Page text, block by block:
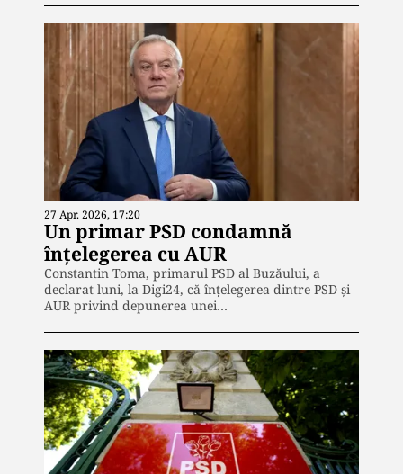
27 Apr. 2026, 17:20
Un primar PSD condamnă
înțelegerea cu AUR
Constantin Toma, primarul PSD al Buzăului, a
declarat luni, la Digi24, că înțelegerea dintre PSD și
AUR privind depunerea unei…